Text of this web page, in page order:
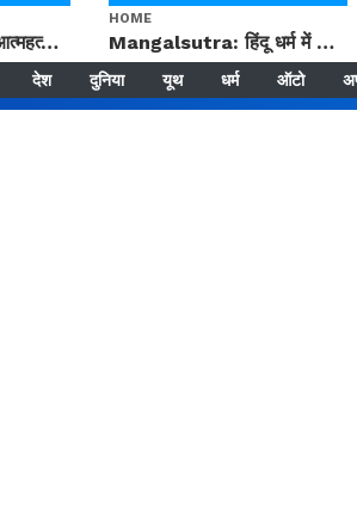
मनीषा हत्याकांड: हत्या, आत्महत्या या कोई बड़ा राज? | Full Story | Josh Haryana
HOME
Mangalsutra: हिंदू धर्म में शादी के बाद मंगलसूत्र क्यों पहनती है महिलाएं, किसने शुरु की ये परंपरा
देश दुनिया यूथ धर्म ऑटो